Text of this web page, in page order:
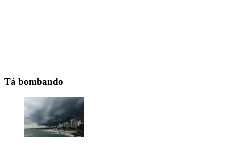
Tá bombando